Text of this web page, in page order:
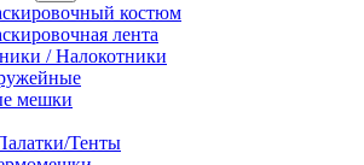
костюм
лента
/ Налокотники
мешки
Тенты